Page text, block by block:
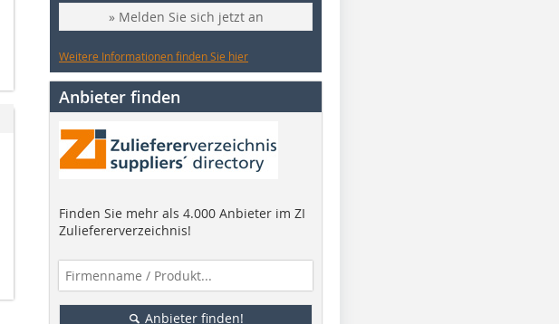
» Melden Sie sich jetzt an
Weitere Informationen finden Sie hier
Anbieter finden
Finden Sie mehr als 4.000 Anbieter im ZI
Zuliefererverzeichnis!
Anbieter finden!